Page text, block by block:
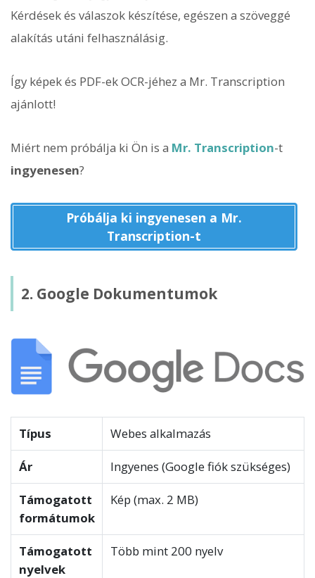
Kérdések és válaszok készítése, egészen a szöveggé
alakítás utáni felhasználásig.
Így képek és PDF-ek OCR-jéhez a Mr. Transcription
ajánlott!
Miért nem próbálja ki Ön is a Mr. Transcription-t
ingyenesen?
Próbálja ki ingyenesen a Mr.
Transcription-t
2. Google Dokumentumok
Típus Webes alkalmazás
Ár Ingyenes (Google fiók szükséges)
Támogatott
formátumok
Kép (max. 2 MB)
Támogatott
nyelvek
Több mint 200 nyelv